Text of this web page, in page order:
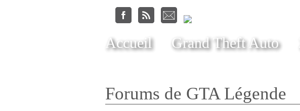
Accueil Grand Theft Auto
Forums de GTA Légende